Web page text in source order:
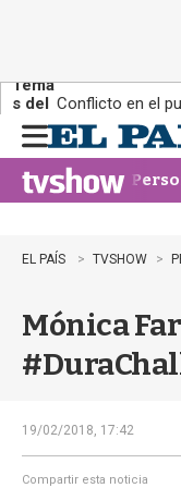
Tema
s del
día:
Conflicto en el
n
u
EL PAÍS TVSHOW
Mónica
19/02/2018, 17:42
Compartir esta noticia